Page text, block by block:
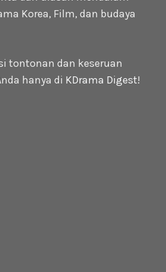
Korea, Film, dan budaya
tontonan dan keseruan
hanya di KDrama Digest!